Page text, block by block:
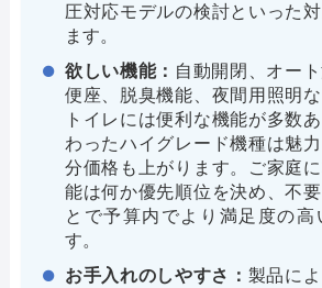
圧対応モデルの検討といった
ます。
欲しい機能： 自動開閉、オー
便座、脱臭機能、夜間用照明
トイレには便利な機能が多数
わったハイグレード機種は魅
分価格も上がります。ご家庭
能は何か優先順位を決め、不
とで予算内でより満足度の高
す。
お手入れのしやすさ： 製品に